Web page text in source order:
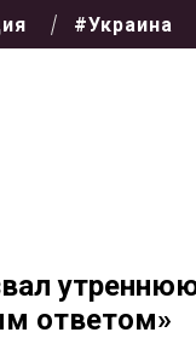
#Украина
ответом»